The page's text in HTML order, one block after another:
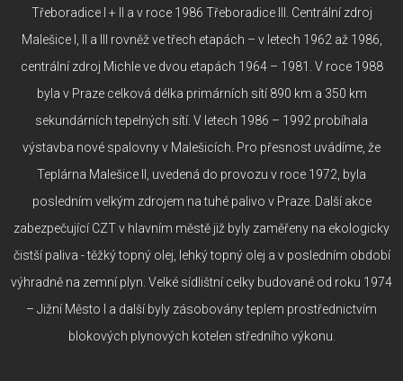
Třeboradice I + II a v roce 1986 Třeboradice III. Centrální zdroj
Malešice I, II a III rovněž ve třech etapách – v letech 1962 až 1986,
centrální zdroj Michle ve dvou etapách 1964 – 1981. V roce 1988
byla v Praze celková délka primárních sítí 890 km a 350 km
sekundárních tepelných sítí. V letech 1986 – 1992 probíhala
výstavba nové spalovny v Malešicích. Pro přesnost uvádíme, že
Teplárna Malešice II, uvedená do provozu v roce 1972, byla
posledním velkým zdrojem na tuhé palivo v Praze. Další akce
zabezpečující CZT v hlavním městě již byly zaměřeny na ekologicky
čistší paliva - těžký topný olej, lehký topný olej a v posledním období
výhradně na zemní plyn. Velké sídlištní celky budované od roku 1974
– Jižní Město I a další byly zásobovány teplem prostřednictvím
blokových plynových kotelen středního výkonu.